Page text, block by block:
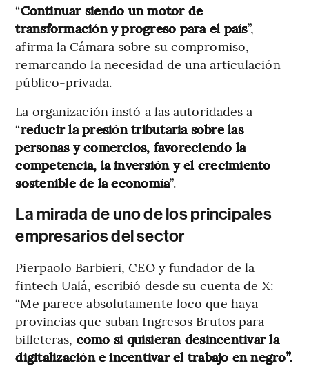
“Continuar siendo un motor de
transformación y progreso para el país”,
afirma la Cámara sobre su compromiso,
remarcando la necesidad de una articulación
público-privada.
La organización instó a las autoridades a
“reducir la presión tributaria sobre las
personas y comercios, favoreciendo la
competencia, la inversión y el crecimiento
sostenible de la economía”.
La mirada de uno de los principales
empresarios del sector
Pierpaolo Barbieri, CEO y fundador de la
fintech Ualá, escribió desde su cuenta de X:
“Me parece absolutamente loco que haya
provincias que suban Ingresos Brutos para
billeteras, como si quisieran desincentivar la
digitalización e incentivar el trabajo en negro”.